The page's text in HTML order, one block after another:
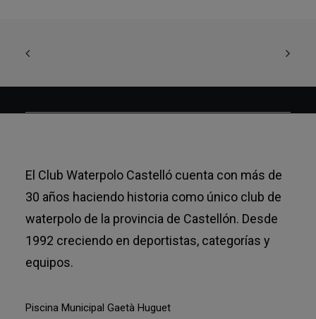
El Club Waterpolo Castelló cuenta con más de
30 años haciendo historia como único club de
waterpolo de la provincia de Castellón. Desde
1992 creciendo en deportistas, categorías y
equipos.
Piscina Municipal Gaetà Huguet